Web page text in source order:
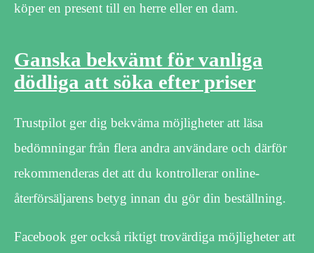
köper en present till en herre eller en dam.
Ganska bekvämt för vanliga
dödliga att söka efter priser
Trustpilot ger dig bekväma möjligheter att läsa
bedömningar från flera andra användare och därför
rekommenderas det att du kontrollerar online-
återförsäljarens betyg innan du gör din beställning.
Facebook ger också riktigt trovärdiga möjligheter att